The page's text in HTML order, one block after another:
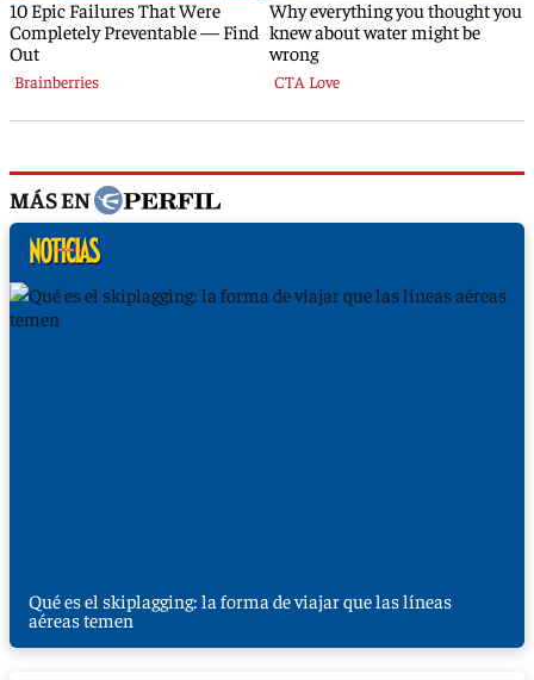
MÁS EN
Qué es el skiplagging: la forma de viajar que las líneas
aéreas temen